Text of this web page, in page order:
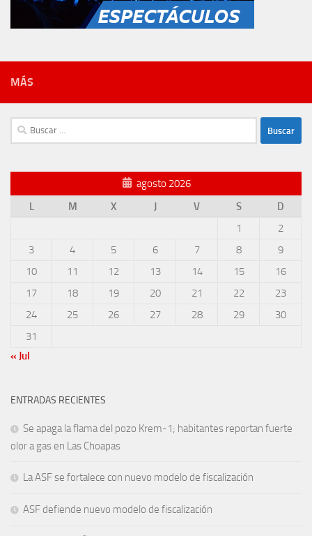
MÁS
Buscar:
agosto 2026
L
M X J V S
D
1
2
3
4 5 6 7 8
9
10
11 12 13 14 15
16
17
18 19 20 21 22
23
24
25 26 27 28 29
30
31
« Jul
ENTRADAS RECIENTES
Se apaga la flama del pozo Krem-1; habitantes reportan fuerte
olor a gas en Las Choapas
La ASF se fortalece con nuevo modelo de fiscalización
ASF defiende nuevo modelo de fiscalización